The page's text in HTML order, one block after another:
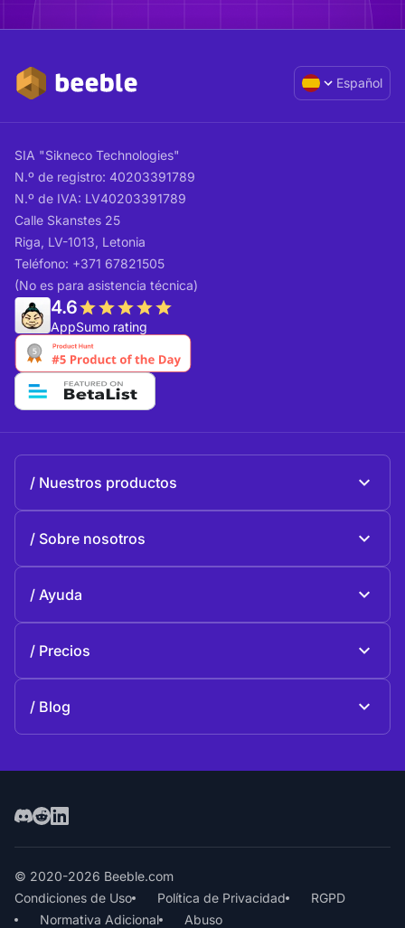
Español
SIA "Sikneco Technologies"
N.º de registro: 40203391789
N.º de IVA: LV40203391789
Calle Skanstes 25
Riga, LV-1013, Letonia
Teléfono: +371 67821505
(No es para asistencia técnica)
4.6
AppSumo rating
Nuestros productos
Sobre nosotros
Historia
Ayuda
Contactos
Precios
Blog
© 2020-2026 Beeble.com
Condiciones de Uso
Política de Privacidad
RGPD
Normativa Adicional
Abuso